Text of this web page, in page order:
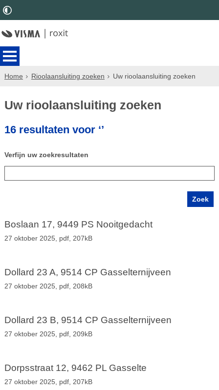
Home Rioolaansluiting zoeken Uw rioolaansluiting zoeken
Uw rioolaansluiting zoeken
16 resultaten voor ‘’
Verfijn uw zoekresultaten
Boslaan 17, 9449 PS Nooitgedacht
27 oktober 2025, pdf, 207kB
Dollard 23 A, 9514 CP Gasselternijveen
27 oktober 2025, pdf, 208kB
Dollard 23 B, 9514 CP Gasselternijveen
27 oktober 2025, pdf, 209kB
Dorpsstraat 12, 9462 PL Gasselte
27 oktober 2025, pdf, 207kB